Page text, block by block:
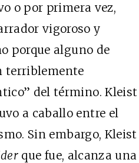
o por primera vez,
vigoroso y
porque alguno de
terriblemente
del término. Kleist
a caballo entre el
Sin embargo, Kleist
que fue, alcanza una